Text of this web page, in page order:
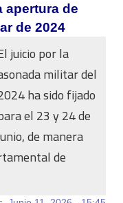
apertura de
de 2024
juicio por la
militar del
ha sido fijado
el 23 y 24 de
de manera
de